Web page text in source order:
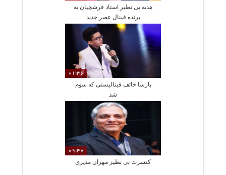
هدیه بی نظیر استاد فرشچیان به
برنده فینال عصر جدید
01:36
پارسا خائف فینالیستی که سوم
شد
09:48
کنسرت بی نظیر مهران مدیری